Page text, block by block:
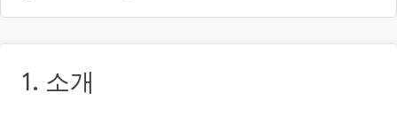
1. 소개